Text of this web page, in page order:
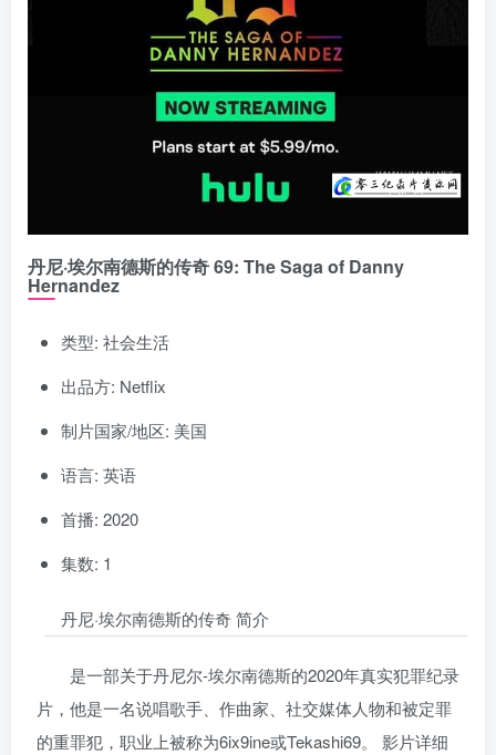
丹尼·埃尔南德斯的传奇 69: The Saga of Danny
Hernandez
类型: 社会生活
出品方: Netflix
制片国家/地区: 美国
语言: 英语
首播: 2020
集数: 1
丹尼·埃尔南德斯的传奇 简介
是一部关于丹尼尔-埃尔南德斯的2020年真实犯罪纪录
片，他是一名说唱歌手、作曲家、社交媒体人物和被定罪
的重罪犯，职业上被称为6ix9ine或Tekashi69。 影片详细